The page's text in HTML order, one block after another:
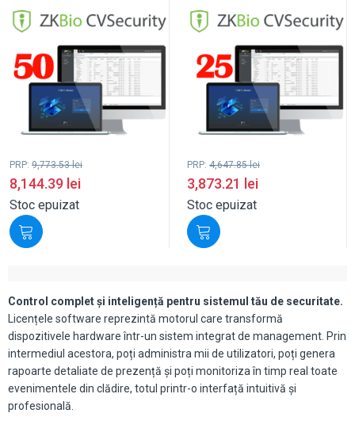
PRP: 9,773.53lei
8,144.39 lei
Stoc epuizat
PRP: 4,647.85lei
3,873.21 lei
Stoc epuizat
Control complet și inteligență pentru sistemul tău de securitate.
Licențele software reprezintă motorul care transformă
dispozitivele hardware într-un sistem integrat de management. Prin
intermediul acestora, poți administra mii de utilizatori, poți genera
rapoarte detaliate de prezență și poți monitoriza în timp real toate
evenimentele din clădire, totul printr-o interfață intuitivă și
profesională.